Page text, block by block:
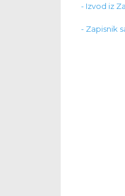
- Izvod iz
- Zapisnik